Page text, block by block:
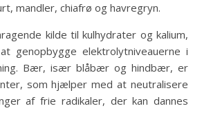
mandler, chiafrø og havregryn.
kilde til kulhydrater og kalium,
genopbygge elektrolytniveauerne i
Bær, især blåbær og hindbær, er
som hjælper med at neutralisere
af frie radikaler, der kan dannes